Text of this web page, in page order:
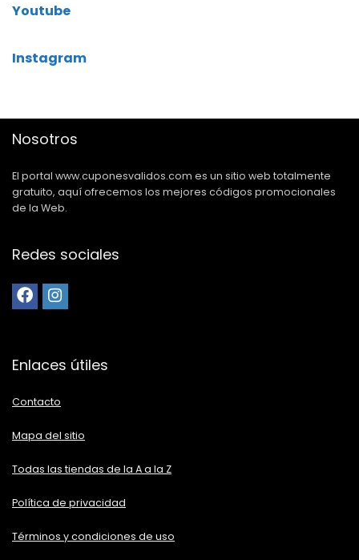
Youtube
Instagram
Nosotros
El portal www.cuponesvalidos.com es un sitio web totalmente
gratuito, aquí ofrecemos los mejores códigos promocionales
de la Web.
Redes sociales
Enlaces útiles
Contacto
Mapa del sitio
Todas las tiendas de la A a la Z
Política de privacidad
Términos y condiciones de uso